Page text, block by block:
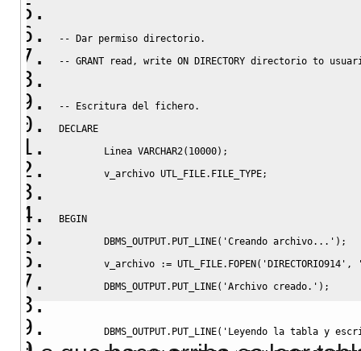
-- Dar permiso directorio.
-- GRANT read, write ON DIRECTORY directorio to
-- Escritura del fichero.
DECLARE
Linea VARCHAR2( 10000) ;
v_archivo UTL_FILE. FILE_TYPE;
BEGIN
DBMS_OUTPUT. PUT_LINE( 'Creando archivo...' ) ;
v_archivo := UTL_FILE. FOPEN( 'DIRECTORIO914' ,
DBMS_OUTPUT. PUT_LINE( 'Archivo creado.' ) ;
DBMS_OUTPUT. PUT_LINE( 'Leyendo la tabla y